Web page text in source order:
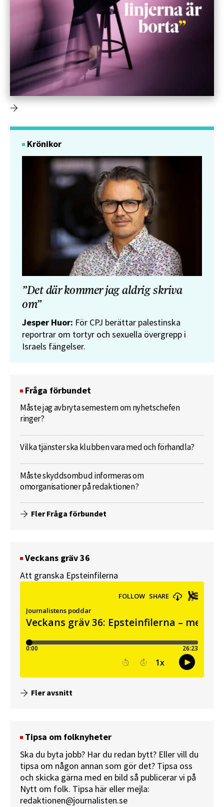
Krönikor
”Det där kommer jag aldrig skriva
om”
Jesper Huor: För CPJ berättar palestinska
reportrar om tortyr och sexuella övergrepp i
Israels fängelser.
Fråga förbundet
Måste jag avbryta semestern om nyhetschefen
ringer?
Vilka tjänster ska klubben vara med och förhandla?
Måste skyddsombud informeras om
omorganisationer på redaktionen?
Fler Fråga förbundet
Veckans gräv 36
Att granska Epsteinfilerna
Fler avsnitt
Tipsa om folknyheter
Ska du byta jobb? Har du redan bytt? Eller vill du
tipsa om någon annan som gör det? Tipsa oss
och skicka gärna med en bild så publicerar vi på
Nytt om folk. Tipsa här eller mejla:
redaktionen@journalisten.se